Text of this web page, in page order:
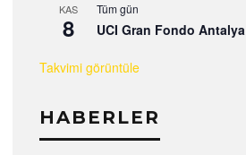
KAS
8
Tüm gün
UCI Gran Fondo Antalya
Takvimi görüntüle
HABERLER